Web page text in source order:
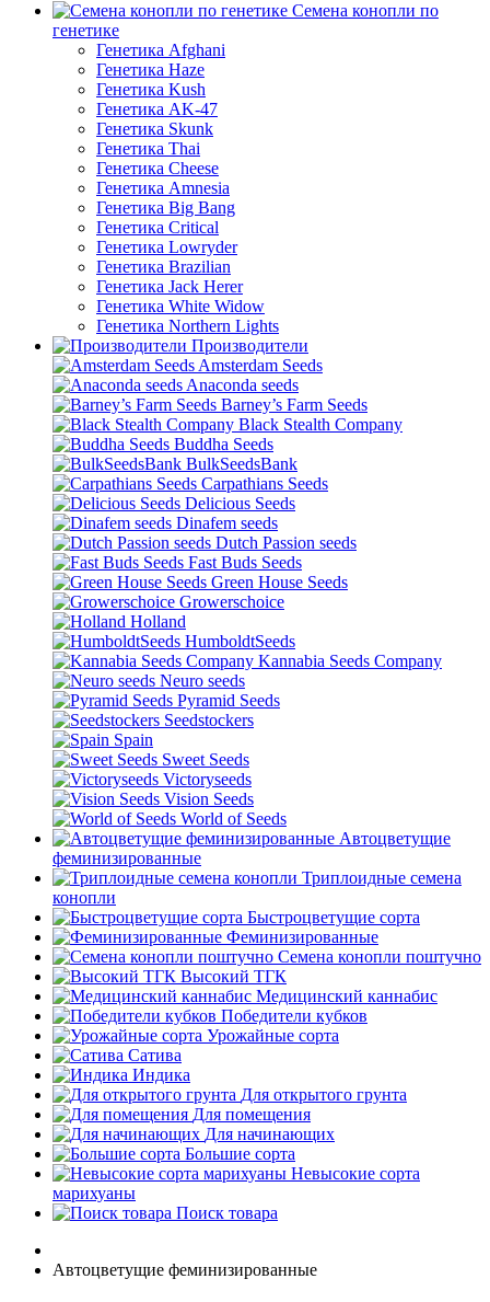
Семена конопли по
генетике
Генетика Afghani
Генетика Haze
Генетика Kush
Генетика AK-47
Генетика Skunk
Генетика Thai
Генетика Cheese
Генетика Amnesia
Генетика Big Bang
Генетика Critical
Генетика Lowryder
Генетика Brazilian
Генетика Jack Herer
Генетика White Widow
Генетика Northern Lights
Производители
Amsterdam Seeds
Anaconda seeds
Barney’s Farm Seeds
Black Stealth Company
Buddha Seeds
BulkSeedsBank
Carpathians Seeds
Delicious Seeds
Dinafem seeds
Dutch Passion seeds
Fast Buds Seeds
Green House Seeds
Growerschoice
Holland
HumboldtSeeds
Kannabia Seeds Company
Neuro seeds
Pyramid Seeds
Seedstockers
Spain
Sweet Seeds
Victoryseeds
Vision Seeds
World of Seeds
Автоцветущие
феминизированные
Триплоидные семена
конопли
Быстроцветущие сорта
Феминизированные
Семена конопли поштучно
Высокий ТГК
Медицинский каннабис
Победители кубков
Урожайные сорта
Сатива
Индика
Для открытого грунта
Для помещения
Для начинающих
Большие сорта
Невысокие сорта
марихуаны
Поиск товара
Автоцветущие феминизированные